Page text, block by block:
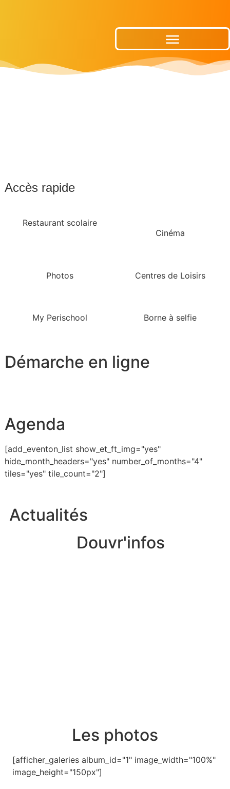
Accès rapide
Restaurant scolaire
Cinéma
Photos Centres de Loisirs
My Perischool Borne à selfie
Démarche en ligne
Agenda
[add_eventon_list show_et_ft_img="yes"
hide_month_headers="yes" number_of_months="4"
tiles="yes" tile_count="2"]
Actualités
Douvr'infos
Les photos
[afficher_galeries album_id="1" image_width="100%"
image_height="150px"]